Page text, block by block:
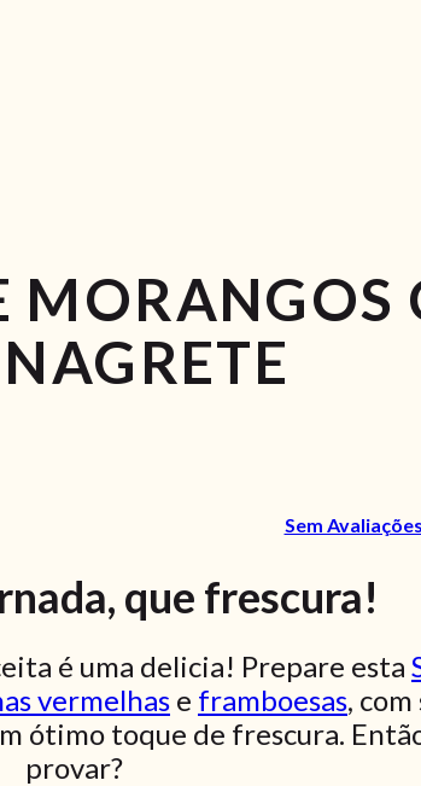
MORANGOS
Sem Avaliações
que frescura!
é uma delicia! Prepare esta
vermelhas e framboesas,
ótimo toque de frescura.
provar?